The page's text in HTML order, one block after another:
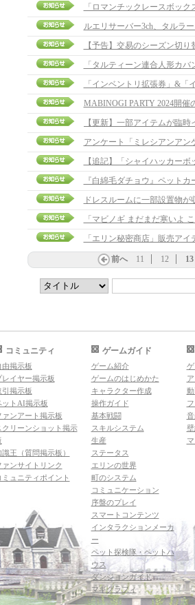
「ロマンチックレースボッ
ルエリサーバー3ch、タルラ
【予告】交易のシーズン切り
「タルティーン連合人形カ
「インベントリ拡張券」&「
MABINOGI PARTY 2024開催
アンケート「ミレシアンアン
【追記】「シャイハッカー
『白綿毛ダチョウ』ペット
ドレスルームに一部設置物
「マビノギ まだまだ寒いよ
「エリン秘密商店」販売ア
前へ 11 12 13
コミュニティ
由掲示板
レイヤー掲示板
引掲示板
ットAI掲示板
ァンアート掲示板
クリーンショット掲示
識王（質問掲示板）
ァンサイトリンク
ミュニティポイント
ゲームガイド
ゲーム紹介
ゲームのはじめかた
キャラクター作成
操作ガイド
基本戦闘
スキルシステム
生産
ステータス
エリンの世界
町のシステム
コミュニケーション
序盤のプレイ
スマートコンテンツ
インタラクションメーカ
ー
ペット探検隊・ペットハ
ウス
ダンジョンガイド
マギグラフィ